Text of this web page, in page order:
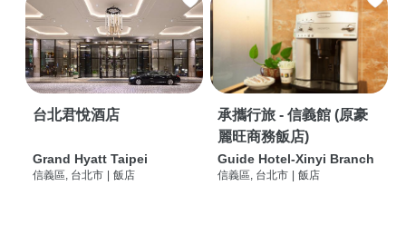
台北君悅酒店
Grand Hyatt Taipei
信義區, 台北市 飯店
承攜行旅 - 信義館 (原豪
麗旺商務飯店)
Guide Hotel-Xinyi Branch
信義區, 台北市 飯店